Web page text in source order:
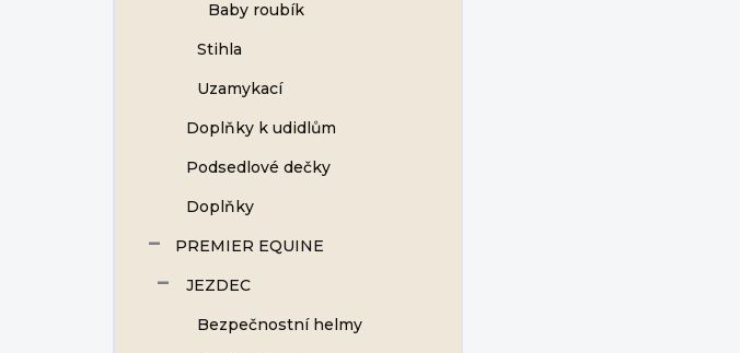
Baby roubík
Stihla
Uzamykací
Doplňky k udidlům
Podsedlové dečky
Doplňky
PREMIER EQUINE
JEZDEC
Bezpečnostní helmy